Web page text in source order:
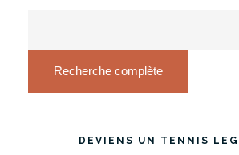
Recherche complète
DEVIENS UN TENNIS